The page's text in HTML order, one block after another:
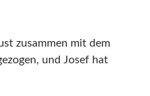
zusammen mit dem
und Josef hat